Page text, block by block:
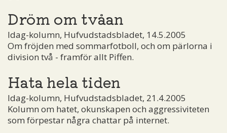
Dröm om tvåan
Idag-kolumn, Hufvudstadsbladet, 14.5.2005
Om fröjden med sommarfotboll, och om pärlorna i
division två - framför allt Piffen.
Hata hela tiden
Idag-kolumn, Hufvudstadsbladet, 21.4.2005
Kolumn om hatet, okunskapen och aggressiviteten
som förpestar några chattar på internet.